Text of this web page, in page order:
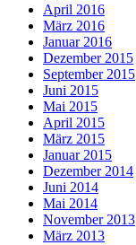
April 2016
März 2016
Januar 2016
Dezember 2015
September 2015
Juni 2015
Mai 2015
April 2015
März 2015
Januar 2015
Dezember 2014
Juni 2014
Mai 2014
November 2013
März 2013